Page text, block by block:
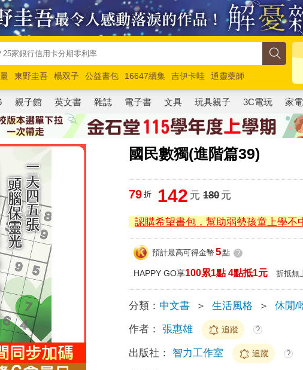
東野圭吾 楊双子 公益書包 16647續集 吉伊卡哇
通靈藥師
奧德賽 路邊攤新作 馬斯克 玩具總動員5 超慢跑
親子館 英文書 雜誌 電子書 文具 玩具親子 3C電玩 家電
國民數獨(進階篇39)
79 折 142 元 180元
認購希望書包，幫助弱勢孩童上學不
預計最高可得金幣 5點 ?
HAPPY GO享100累1點 4點抵1元 折抵無
分類： 中文書 ＞ 生活風格 ＞ 休閒/
作者： 張惠雄 追蹤 ?
出版社： 智力工作室 追蹤 ?